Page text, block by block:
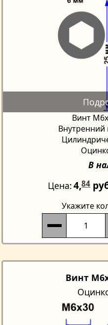
Винт
Внутренний
В
Цена 4,84
Укажите
Винт